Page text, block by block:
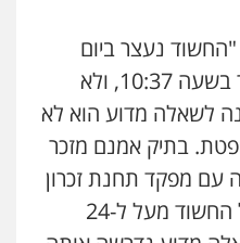
עורכי דין
צווארון לבן
– משרד עורכי דין
נעצר ביום
שישי בשעה 09:25 ונחקר בשעה 10:37, ולא
לשאלה מדוע הוא לא
בתיק אמנם מזכר
עם מפקד תחנת זכרון
שאישר הארכת מעצרו של החשוד מעל ל-24
משרד עורכי דין
לענייני אסירים תעבורה
מעצרים וחקירות